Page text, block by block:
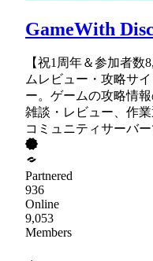
GameWith
【祝1周年＆参加者数
ムレビュー・攻略サ
ー。ゲームの攻略情
雑談・レビュー、作
コミュニティサーバー
Partnered
936
Online
9,053
Members